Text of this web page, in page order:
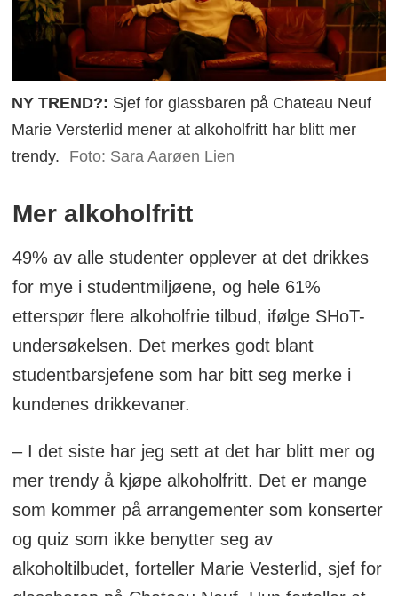
NY TREND?: Sjef for glassbaren på Chateau Neuf
Marie Versterlid mener at alkoholfritt har blitt mer
trendy.
Foto: Sara Aarøen Lien
Mer alkoholfritt
49% av alle studenter opplever at det drikkes
for mye i studentmiljøene, og hele 61%
etterspør flere alkoholfrie tilbud, ifølge SHoT-
undersøkelsen. Det merkes godt blant
studentbarsjefene som har bitt seg merke i
kundenes drikkevaner.
– I det siste har jeg sett at det har blitt mer og
mer trendy å kjøpe alkoholfritt. Det er mange
som kommer på arrangementer som konserter
og quiz som ikke benytter seg av
alkoholtilbudet, forteller Marie Vesterlid, sjef for